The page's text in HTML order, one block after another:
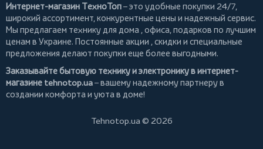
Интернет-магазин ТехноТоп– это удобные покупки 24/7,
широкий ассортимент, конкурентные цены и надежный сервис.
Мы предлагаем технику для дома , офиса, подарков по лучшим
ценам в Украине. Постоянные акции , скидки и специальные
предложения делают покупки еще более выгодными.
Заказывайте бытовую технику и электронику в интернет-
магазине tehnotop.ua– вашему надежному партнеру в
создании комфорта и уюта в доме!
Tehnotop.ua © 2026